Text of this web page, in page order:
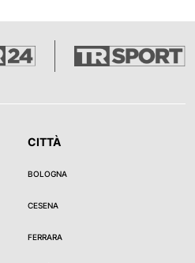
CITTÀ
BOLOGNA
CESENA
FERRARA